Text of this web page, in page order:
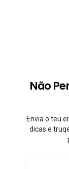
Não
Envia o teu
dicas e
Endereço